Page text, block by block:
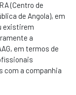
(Centro de
de Angola), em
existirem
a
em termos de
com a companhia